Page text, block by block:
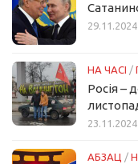
29.11.2024
НА ЧАСІ /
Росія –
23.11.2024
АБЗАЦ /